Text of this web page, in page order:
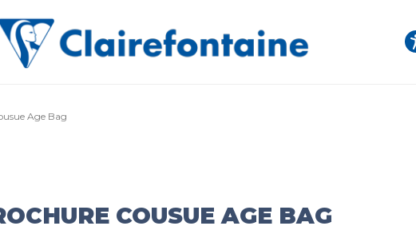
Age Bag
COUSUE AGE BAG